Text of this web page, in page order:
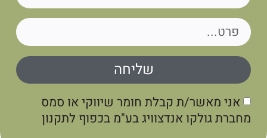
אני מאשר/ת קבלת חומר שיווקי או סמס
מחברת גולקו אנדצוויג בע"מ בכפוף לתקנון
שליחה